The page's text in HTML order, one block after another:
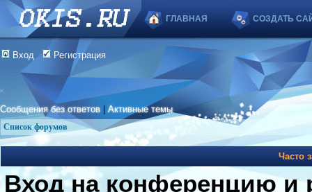
ГЛАВНАЯ СОЗДАТЬ
Вход Регистрация
Сообщения без ответов |Активные темы
Список форумов
Часто
Вход на конференцию и